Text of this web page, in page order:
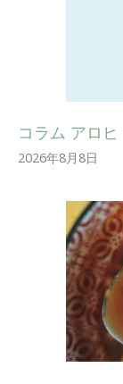
コラム アロ
2026年8月8日